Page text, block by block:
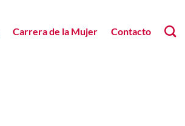
Carrera de la Mujer Contacto